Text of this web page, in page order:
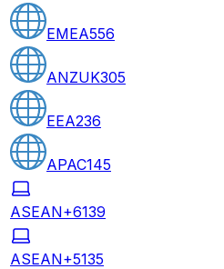
EMEA556
ANZUK305
EEA236
APAC145
ASEAN+6139
ASEAN+5135